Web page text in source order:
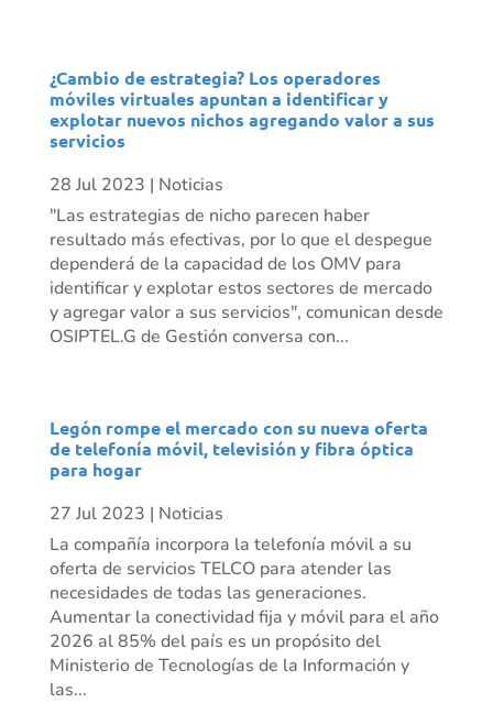
¿Cambio de estrategia? Los operadores
móviles virtuales apuntan a identificar y
explotar nuevos nichos agregando valor a sus
servicios
28 Jul 2023 | Noticias
"Las estrategias de nicho parecen haber
resultado más efectivas, por lo que el despegue
dependerá de la capacidad de los OMV para
identificar y explotar estos sectores de mercado
y agregar valor a sus servicios", comunican desde
OSIPTEL.G de Gestión conversa con...
Legón rompe el mercado con su nueva oferta
de telefonía móvil, televisión y fibra óptica
para hogar
27 Jul 2023 | Noticias
La compañía incorpora la telefonía móvil a su
oferta de servicios TELCO para atender las
necesidades de todas las generaciones.
Aumentar la conectividad fija y móvil para el año
2026 al 85% del país es un propósito del
Ministerio de Tecnologías de la Información y
las...